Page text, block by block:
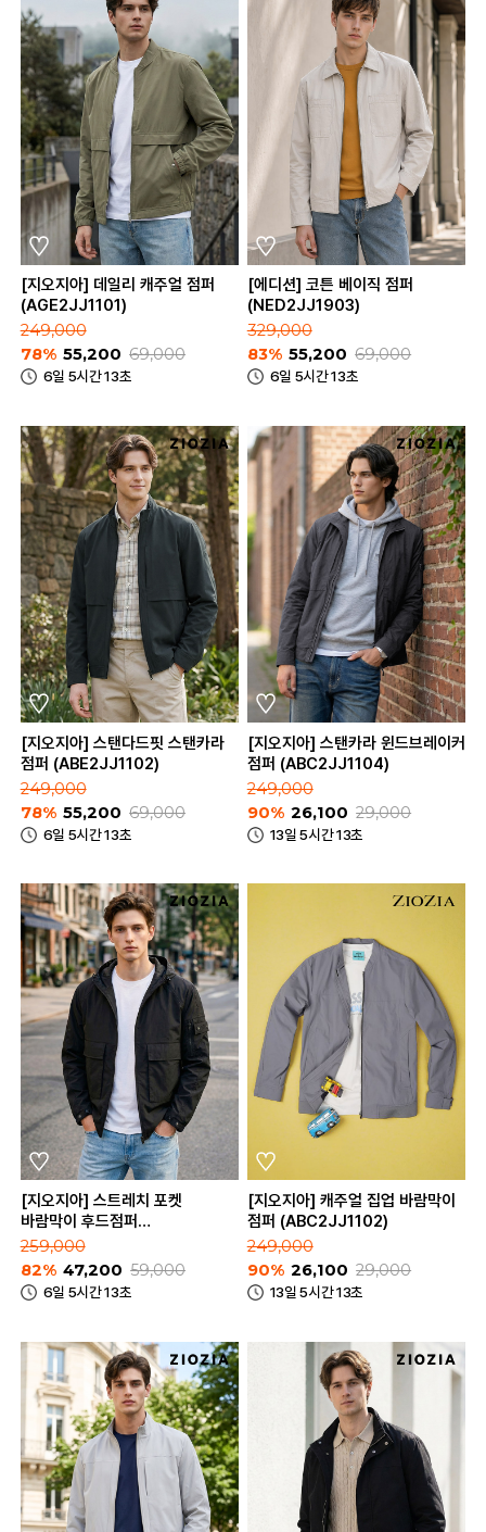
[지오지아] 데일리 캐주얼 점퍼
(AGE2JJ1101)
249,000
78% 55,200 69,000
6일 5시간 13초
[에디션] 코튼 베이직 점퍼
(NED2JJ1903)
329,000
83% 55,200 69,000
6일 5시간 13초
[지오지아] 스탠다드핏 스탠카라
점퍼 (ABE2JJ1102)
249,000
78% 55,200 69,000
6일 5시간 13초
[지오지아] 스탠카라 윈드브레이커
점퍼 (ABC2JJ1104)
249,000
90% 26,100 29,000
13일 5시간 13초
[지오지아] 스트레치 포켓
바람막이 후드점퍼
(ABD2JJ1604)
259,000
82% 47,200 59,000
6일 5시간 13초
[지오지아] 캐주얼 집업 바람막이
점퍼 (ABC2JJ1102)
249,000
90% 26,100 29,000
13일 5시간 13초